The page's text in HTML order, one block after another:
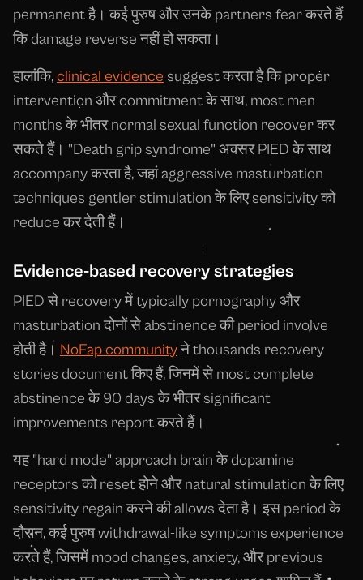
permanent है। कई पुरुष और उनके partners fear करते हैं
कि damage reverse नहीं हो सकता।
हालांकि,clinical evidence suggest करता है कि proper
intervention और commitment के साथ, most men
months के भीतर normal sexual function recover कर
सकते हैं। "Death grip syndrome" अक्सर PIED के साथ
accompany करता है, जहां aggressive masturbation
techniques gentler stimulation के लिए sensitivity को
reduce कर देती हैं।
Evidence-based recovery strategies
PIED से recovery में typically pornography और
masturbation दोनों से abstinence की period involve
होती है। NoFap communityने thousands recovery
stories document किए हैं, जिनमें से most complete
abstinence के 90 days के भीतर significant
improvements report करते हैं।
यह "hard mode" approach brain के dopamine
receptors को reset होने और natural stimulation के लिए
sensitivity regain करने की allows देता है। इस period के
दौरान, कई पुरुष withdrawal-like symptoms experience
करते हैं, जिसमें mood changes, anxiety, और previous